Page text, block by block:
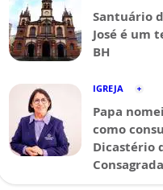
Santuário
José é um
BH
IGREJA
Papa
como
Dicastério
Consagrada